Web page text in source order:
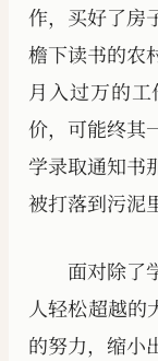
作，买好了房
檐下读书的农
月入过万的
价，可能终其
学录取通知书
被打落到污泥
面对除了
人轻松超越的
的努力，缩小